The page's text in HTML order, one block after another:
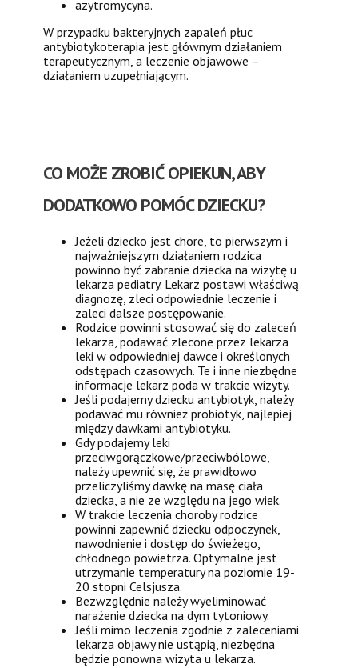
azytromycyna.
W przypadku bakteryjnych zapaleń płuc
antybiotykoterapia jest głównym działaniem
terapeutycznym, a leczenie objawowe –
działaniem uzupełniającym.
CO MOŻE ZROBIĆ OPIEKUN, ABY
DODATKOWO POMÓC DZIECKU?
Jeżeli dziecko jest chore, to pierwszym i
najważniejszym działaniem rodzica
powinno być zabranie dziecka na wizytę u
lekarza pediatry. Lekarz postawi właściwą
diagnozę, zleci odpowiednie leczenie i
zaleci dalsze postępowanie.
Rodzice powinni stosować się do zaleceń
lekarza, podawać zlecone przez lekarza
leki w odpowiedniej dawce i określonych
odstępach czasowych. Te i inne niezbędne
informacje lekarz poda w trakcie wizyty.
Jeśli podajemy dziecku antybiotyk, należy
podawać mu również probiotyk, najlepiej
między dawkami antybiotyku.
Gdy podajemy leki
przeciwgorączkowe/przeciwbólowe,
należy upewnić się, że prawidłowo
przeliczyliśmy dawkę na masę ciała
dziecka, a nie ze względu na jego wiek.
W trakcie leczenia choroby rodzice
powinni zapewnić dziecku odpoczynek,
nawodnienie i dostęp do świeżego,
chłodnego powietrza. Optymalne jest
utrzymanie temperatury na poziomie 19-
20 stopni Celsjusza.
Bezwzględnie należy wyeliminować
narażenie dziecka na dym tytoniowy.
Jeśli mimo leczenia zgodnie z zaleceniami
lekarza objawy nie ustąpią, niezbędna
będzie ponowna wizyta u lekarza.